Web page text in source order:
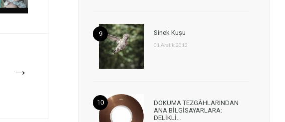
→
Sinek Kuşu
01 Aralık 2013
DOKUMA TEZGÂHLARINDAN
ANA BİLGİSAYARLARA:
DELİKLİ…